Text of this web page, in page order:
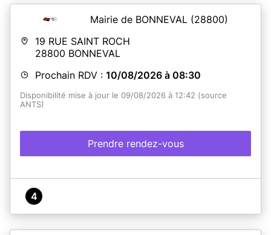
Mairie de BONNEVAL (28800)
19 RUE SAINT ROCH
28800 BONNEVAL
Prochain RDV : 10/08/2026 à 08:30
Disponibilité mise à jour le 09/08/2026 à 12:42 (source
ANTS)
Prendre rendez-vous
4